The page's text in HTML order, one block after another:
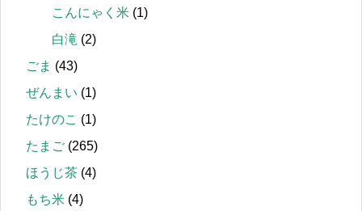
こんにゃく米 (1)
白滝 (2)
ごま (43)
ぜんまい (1)
たけのこ (1)
たまご (265)
ほうじ茶 (4)
もち米 (4)